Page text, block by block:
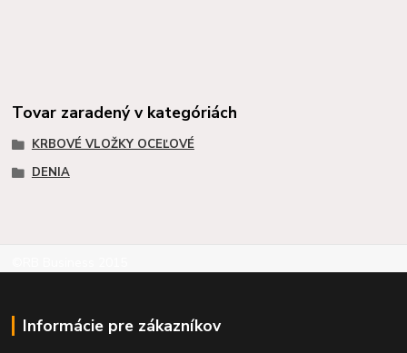
Tovar zaradený v kategóriách
KRBOVÉ VLOŽKY OCEĽOVÉ
DENIA
Informácie pre zákazníkov